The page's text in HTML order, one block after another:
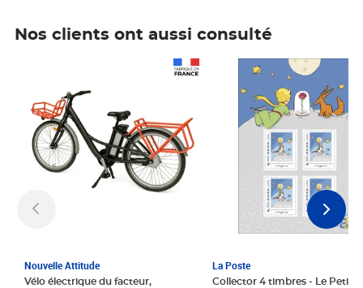
Nos clients ont aussi consulté
Nouvelle Attitude
Vélo électrique du facteur,
La Poste
Collector 4 timbres - Le Petit
Prix 6,25€ HT